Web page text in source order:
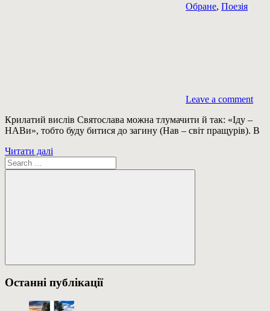
Обране, Поезія
Leave a comment
Крилатий вислів Святослава можна тлумачити й так: «Іду –
НАВи», тобто буду битися до загину (Нав – світ пращурів). В
Читати далі
Пошук:
Пошук
Останні публікації